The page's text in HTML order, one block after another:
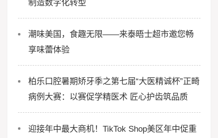
制造数字化转型
潮味美国，食趣无限——来泰晤士超市邀您畅
享味蕾体验
柏乐口腔暑期矫牙季之第七届“大医精诚杯”正畸
病例大赛：以赛促学精医术 匠心护齿筑品质
迎接年中最大商机！TikTok Shop美区年中促重